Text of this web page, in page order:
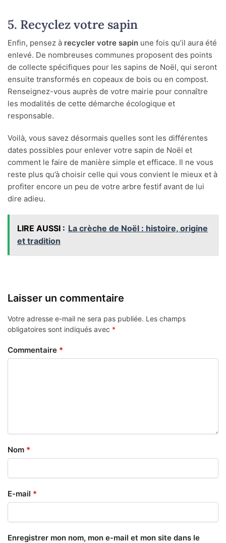
5. Recyclez votre sapin
Enfin, pensez à recycler votre sapin une fois qu’il aura été
enlevé. De nombreuses communes proposent des points
de collecte spécifiques pour les sapins de Noël, qui seront
ensuite transformés en copeaux de bois ou en compost.
Renseignez-vous auprès de votre mairie pour connaître
les modalités de cette démarche écologique et
responsable.
Voilà, vous savez désormais quelles sont les différentes
dates possibles pour enlever votre sapin de Noël et
comment le faire de manière simple et efficace. Il ne vous
reste plus qu’à choisir celle qui vous convient le mieux et à
profiter encore un peu de votre arbre festif avant de lui
dire adieu.
LIRE AUSSI : La crèche de Noël : histoire, origine
et tradition
Laisser un commentaire
Votre adresse e-mail ne sera pas publiée. Les champs
obligatoires sont indiqués avec *
Commentaire *
Nom *
E-mail *
Enregistrer mon nom, mon e-mail et mon site dans le